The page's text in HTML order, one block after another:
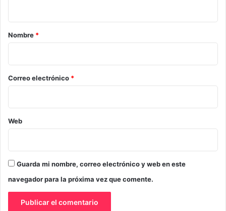
r
o
*
Nombre *
Correo electrónico *
Web
Guarda mi nombre, correo electrónico y web en este
navegador para la próxima vez que comente.